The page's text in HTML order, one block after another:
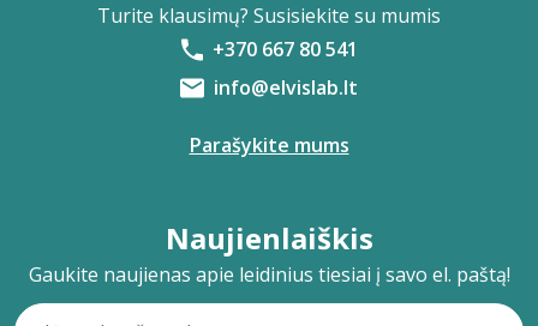
Turite klausimų? Susisiekite su mumis
+370 667 80 541
info@elvislab.lt
Parašykite mums
Naujienlaiškis
Gaukite naujienas apie leidinius tiesiai į savo el. paštą!